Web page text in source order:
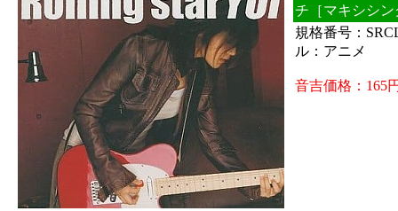
チ［マキシシン
規格番号：
ル：アニメ
音吉価格：165